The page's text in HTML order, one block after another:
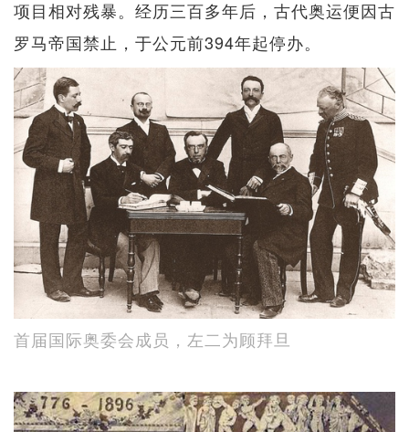
项目相对残暴。经历三百多年后，古代奥运便因古
罗马帝国禁止，于公元前394年起停办。
首届国际奥委会成员，左二为顾拜旦